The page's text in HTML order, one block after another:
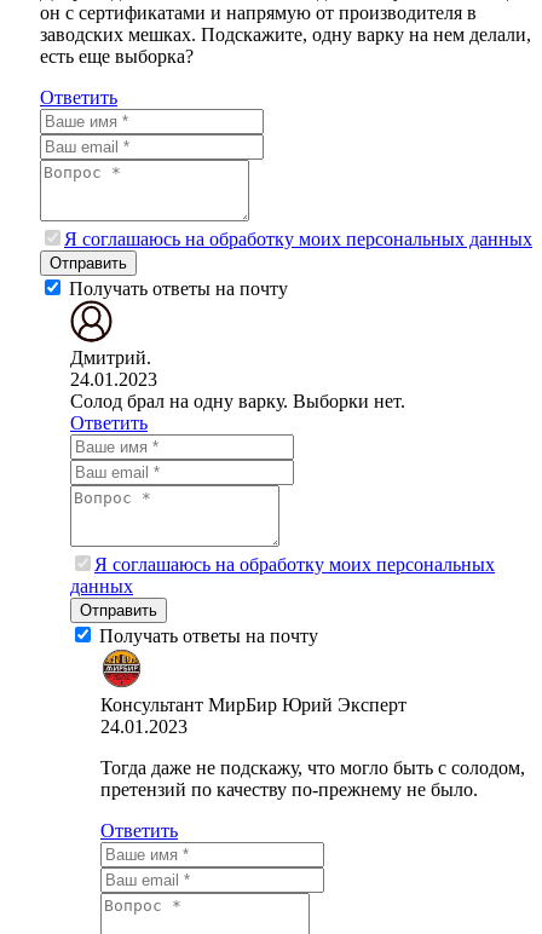
он с сертификатами и напрямую от производителя в
заводских мешках. Подскажите, одну варку на нем делали,
есть еще выборка?
Ответить
Я соглашаюсь на обработку моих персональных данных
Отправить
Получать ответы на почту
Дмитрий.
24.01.2023
Солод брал на одну варку. Выборки нет.
Ответить
Я соглашаюсь на обработку моих персональных
данных
Отправить
Получать ответы на почту
Консультант МирБир Юрий Эксперт
24.01.2023
Тогда даже не подскажу, что могло быть с солодом,
претензий по качеству по-прежнему не было.
Ответить